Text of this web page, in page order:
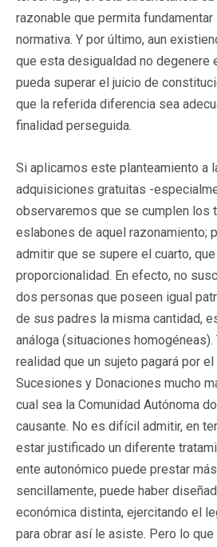
razonable que permita
normativa. Y por último, aun
que esta desigualdad no degenere
pueda superar el juicio de
que la referida diferencia sea
finalidad perseguida.
Si aplicamos este planteamiento a
adquisiciones gratuitas -
observaremos que se cumplen los
eslabones de aquel razonamiento;
admitir que se supere el cuarto,
proporcionalidad. En efecto, no
dos personas que poseen igual
de sus padres la misma cantidad,
análoga (situaciones homogéneas).
realidad que un sujeto pagará por
Sucesiones y Donaciones mucho
cual sea la Comunidad Autónoma
causante. No es difícil admitir, en
estar justificado un diferente
ente autonómico puede prestar
sencillamente, puede haber
económica distinta, ejercitando el
para obrar así le asiste. Pero lo